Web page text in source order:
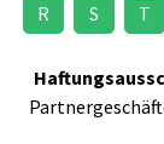
R S T